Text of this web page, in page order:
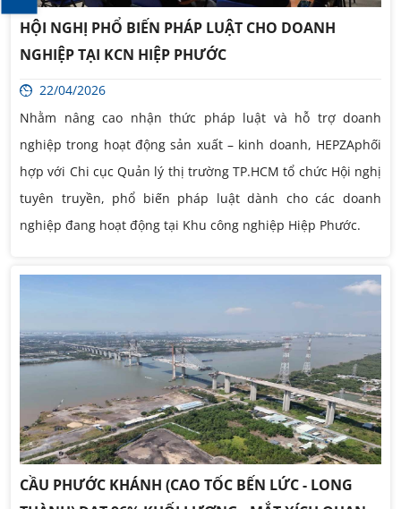
HỘI NGHỊ PHỔ BIẾN PHÁP LUẬT CHO DOANH
NGHIỆP TẠI KCN HIỆP PHƯỚC
22/04/2026
Nhằm nâng cao nhận thức pháp luật và hỗ trợ doanh
nghiệp trong hoạt động sản xuất – kinh doanh, HEPZAphối
hợp với Chi cục Quản lý thị trường TP.HCM tổ chức Hội nghị
tuyên truyền, phổ biến pháp luật dành cho các doanh
nghiệp đang hoạt động tại Khu công nghiệp Hiệp Phước.
CẦU PHƯỚC KHÁNH (CAO TỐC BẾN LỨC - LONG